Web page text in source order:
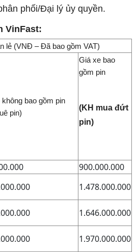
phối/Đại lý ủy quyền.
VinFast:
lẻ (VNĐ – Đã bao gồm VAT)
bao gồm pin
pin)
Giá xe bao
gồm pin
(KH mua đứt
pin)
900.000.000
1.478.000.000
1.646.000.000
1.970.000.000